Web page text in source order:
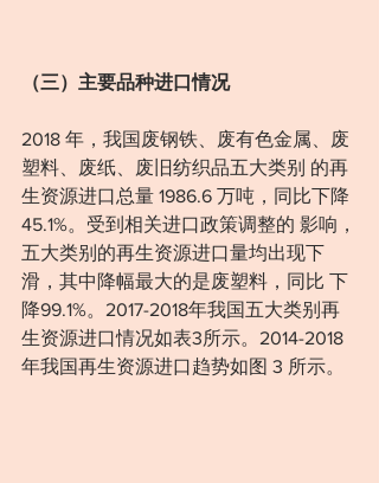
（三）主要品种进口情况
2018 年，我国废钢铁、废有色金属、废
塑料、废纸、废旧纺织品五大类别 的再
生资源进口总量 1986.6 万吨，同比下降
45.1%。受到相关进口政策调整的 影响，
五大类别的再生资源进口量均出现下
滑，其中降幅最大的是废塑料，同比 下
降99.1%。2017-2018年我国五大类别再
生资源进口情况如表3所示。2014-2018
年我国再生资源进口趋势如图 3 所示。